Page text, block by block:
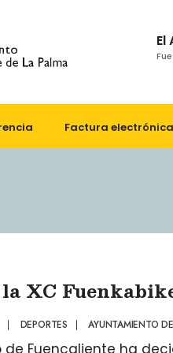
El
Factura electrónica
XC
| DEPORTES | AYUNTAMIENTO
de Fuencaliente ha